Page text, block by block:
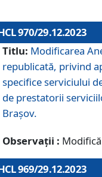
970/29.12.2023
Titlu: Modificarea
republicată, privind
specifice serviciului
de prestatorii
Brașov.
Observații :
969/29.12.2023